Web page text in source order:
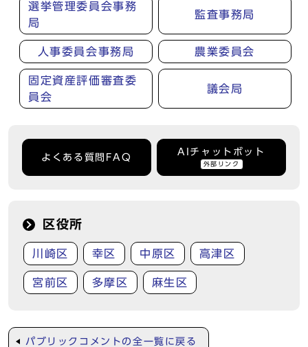
選挙管理委員会事務
局
監査事務局
人事委員会事務局 農業委員会
固定資産評価審査委
員会
議会局
よくある質問FAQ
AIチャットボット
外部リンク
区役所
川崎区 幸区 中原区 高津区
宮前区 多摩区 麻生区
パブリックコメントの全一覧に戻る